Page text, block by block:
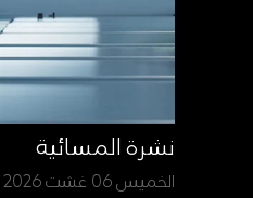
نشرة المسائية
الخميس 06 غشت 2026